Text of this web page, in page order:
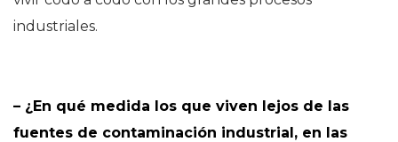
industriales.
– ¿En qué medida los que viven lejos de las
fuentes de contaminación industrial, en las